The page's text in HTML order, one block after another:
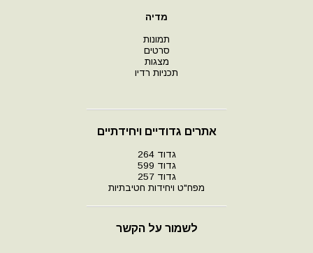
מדיה
תמונות
סרטים
מצגות
תכניות רדיו
אתרים גדודיים ויחידתיים
גדוד 264
גדוד 599
גדוד 257
מפח"ט ויחידות חטיבתיות
לשמור על הקשר